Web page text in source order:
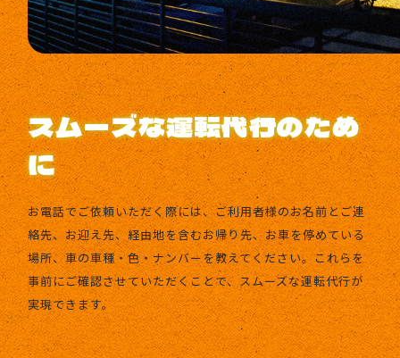
スムーズな運転代行のため
に
お電話でご依頼いただく際には、ご利用者様のお名前とご連
絡先、お迎え先、経由地を含むお帰り先、お車を停めている
場所、車の車種・色・ナンバーを教えてください。これらを
事前にご確認させていただくことで、スムーズな運転代行が
実現できます。